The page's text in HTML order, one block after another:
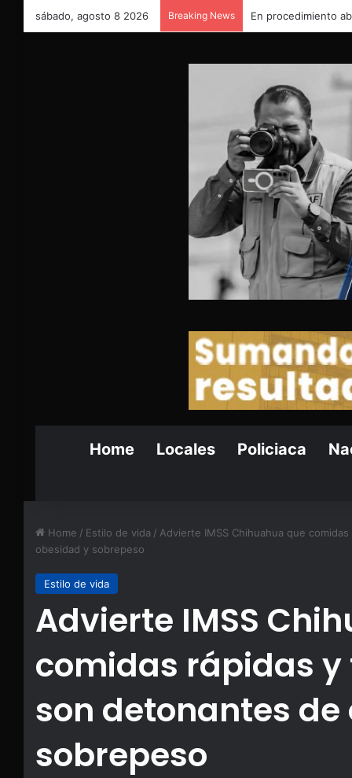
sábado, agosto 8 2026 Breaking News En procedimiento
Home Locales Policiaca
Home / Estilo de vida / Advierte IMSS Chihuahua que
obesidad y sobrepeso
Estilo de vida
Advierte IMSS
comidas rápidas
son detonantes
sobrepeso